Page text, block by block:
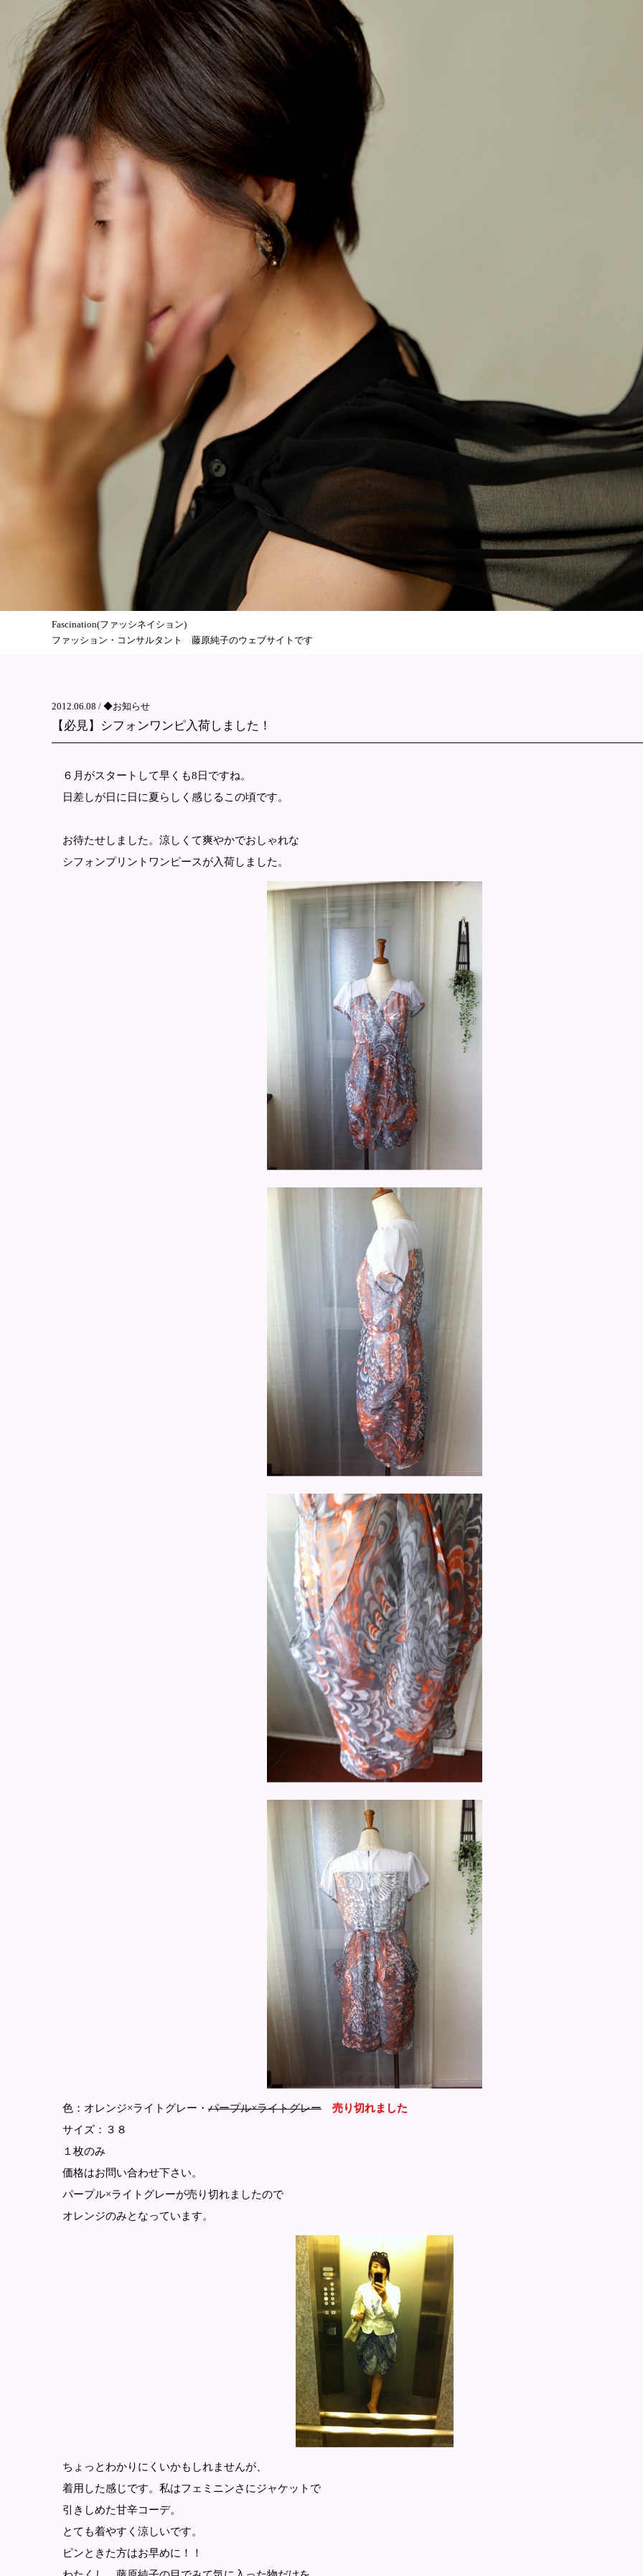
Fascination(ファッシネイション)
ファッション・コンサルタント 藤原純子のウェブサイトです
2012.06.08 / ◆お知らせ
【必見】シフォンワンピ入荷しました！
６月がスタートして早くも8日ですね。
日差しが日に日に夏らしく感じるこの頃です。
お待たせしました。涼しくて爽やかでおしゃれな
シフォンプリントワンピースが入荷しました。
色：オレンジ×ライトグレー・ パープル×ライトグレー
売り切れました
サイズ：３８
１枚のみ
価格はお問い合わせ下さい。
パープル×ライトグレーが売り切れましたので
オレンジのみとなっています。
ちょっとわかりにくいかもしれませんが、
着用した感じです。私はフェミニンさにジャケットで
引きしめた甘辛コーデ。
とても着やすく涼しいです。
ピンときた方はお早めに！！